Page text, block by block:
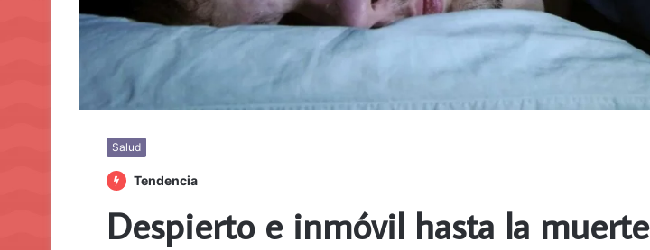
Salud
Tendencia
Despierto e inmóvil hasta la muerte